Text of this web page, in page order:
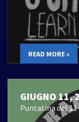
READ MORE »
GIUGNO 11,
Puntatina del